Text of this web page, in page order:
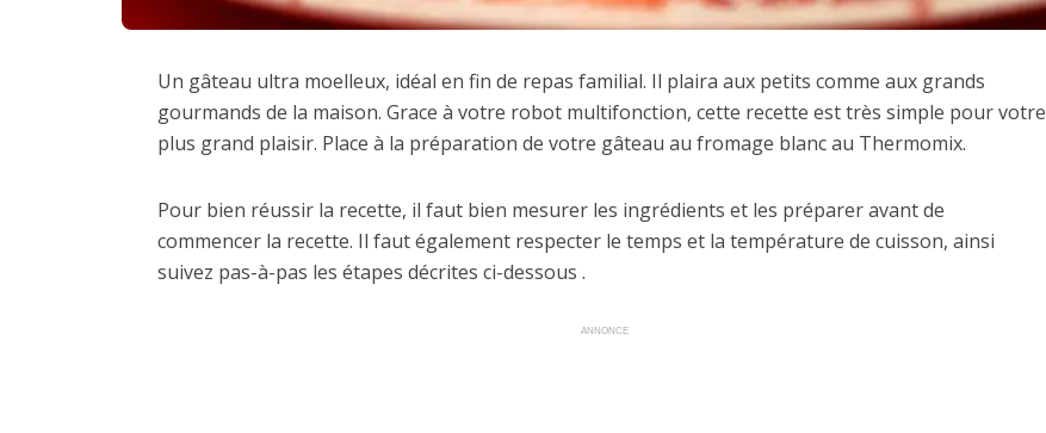
Un gâteau ultra moelleux, idéal en fin de repas familial. Il plaira aux petits comme aux grands
gourmands de la maison. Grace à votre robot multifonction, cette recette est très simple pour votre
plus grand plaisir. Place à la préparation de votre gâteau au fromage blanc au Thermomix.
Pour bien réussir la recette, il faut bien mesurer les ingrédients et les préparer avant de
commencer la recette. Il faut également respecter le temps et la température de cuisson, ainsi
suivez pas-à-pas les étapes décrites ci-dessous .
ANNONCE